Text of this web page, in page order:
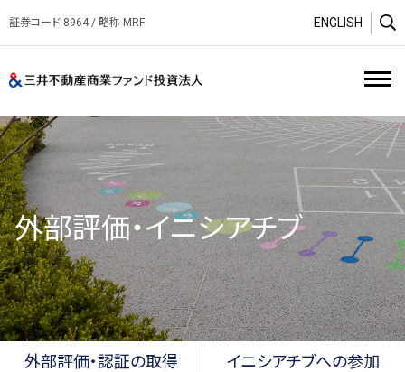
証券コード 8964 / 略称 MRF ENGLISH
外部評価・イニシアチブ
外部評価・認証の取得 イニシアチブへの参加